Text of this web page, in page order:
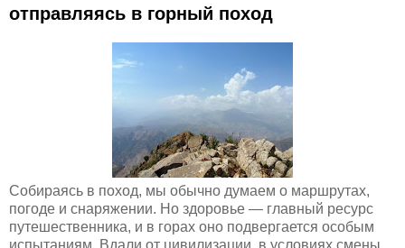
отправляясь в горный поход
Собираясь в поход, мы обычно думаем о маршрутах,
погоде и снаряжении. Но здоровье — главный ресурс
путешественника, и в горах оно подвергается особым
испытаниям. Вдали от цивилизации, в условиях смены